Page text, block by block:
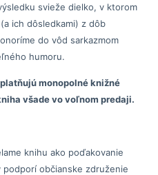
svieže dielko, v ktorom
ich dôsledkami) z dôb
do vôd sarkazmom
humoru.
monopolné knižné
všade vo voľnom predaji.
knihu ako poďakovanie
občianske združenie